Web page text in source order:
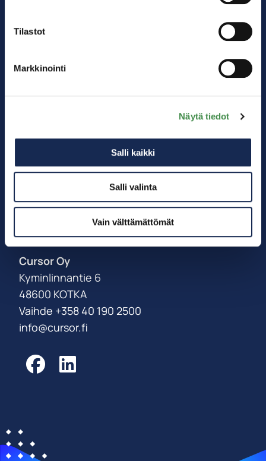
Tilastot
Markkinointi
Näytä tiedot
Salli kaikki
Salli valinta
Vain välttämättömät
Kärkitoimialat
Energiateollisuus
Muu teollisuus
Palveluksessanne
Power Coast -tiimi
Cursor Oy
Kyminlinnantie 6
48600 KOTKA
Vaihde +358 40 190 2500
info@cursor.fi
Facebook